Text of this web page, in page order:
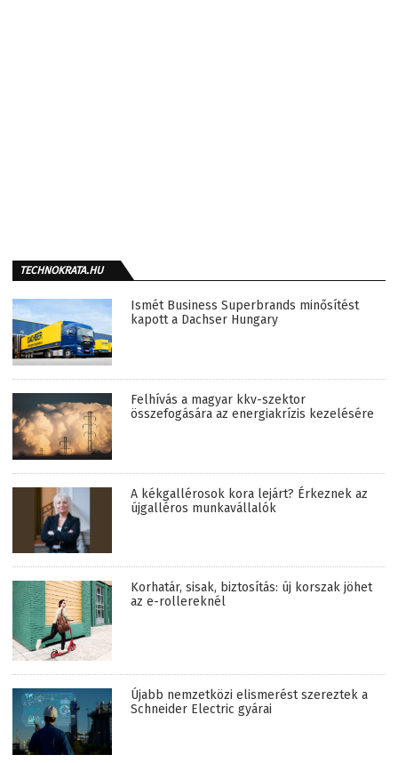
TECHNOKRATA.HU
Ismét Business Superbrands minősítést
kapott a Dachser Hungary
Felhívás a magyar kkv-szektor
összefogására az energiakrízis kezelésére
A kékgallérosok kora lejárt? Érkeznek az
újgalléros munkavállalók
Korhatár, sisak, biztosítás: új korszak jöhet
az e-rollereknél
Újabb nemzetközi elismerést szereztek a
Schneider Electric gyárai